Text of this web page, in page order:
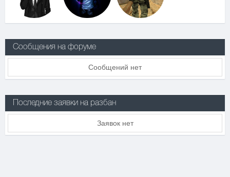
Сообщения на форуме
Сообщений нет
Последние заявки на разбан
Заявок нет